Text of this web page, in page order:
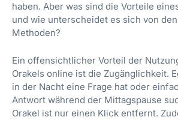
haben. Aber was sind die Vorteile
und wie unterscheidet es sich von
Methoden?
Ein offensichtlicher Vorteil der
Orakels online ist die Zugänglichkeit.
in der Nacht eine Frage hat oder
Antwort während der Mittagspause
Orakel ist nur einen Klick entfernt.